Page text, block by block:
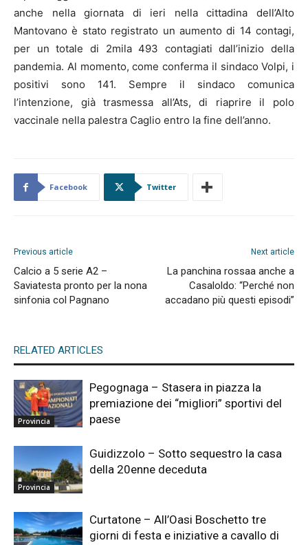
anche nella giornata di ieri nella cittadina dell’Alto
Mantovano è stato registrato un aumento di 14 contagi,
per un totale di 2mila 493 contagiati dall’inizio della
pandemia. Al momento, come conferma il sindaco Volpi, i
positivi sono 141. Sempre il sindaco comunica
l’intenzione, già trasmessa all’Ats, di riaprire il polo
vaccinale nella palestra Caglio entro la fine dell’anno.
Facebook Twitter
Previous article
Calcio a 5 serie A2 –
Saviatesta pronto per la nona
sinfonia col Pagnano
Next article
La panchina rossaa anche a
Casaloldo: “Perché non
accadano più questi episodi”
RELATED ARTICLES
Provincia
Pegognaga – Stasera in piazza la
premiazione dei “migliori” sportivi del
paese
Provincia
Guidizzolo – Sotto sequestro la casa
della 20enne deceduta
Curtatone – All’Oasi Boschetto tre
giorni di festa e iniziative a cavallo di